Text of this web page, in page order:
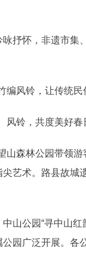
抒怀，非遗市集
风铃，让传统民
铃，共度美好春
森林公园带领游
艺术。路县故城
公园“寻中山红
园广泛开展。各